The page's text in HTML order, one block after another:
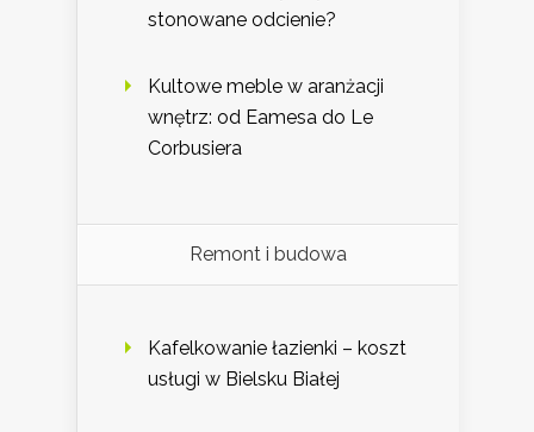
stonowane odcienie?
Kultowe meble w aranżacji
wnętrz: od Eamesa do Le
Corbusiera
Remont i budowa
Kafelkowanie łazienki – koszt
usługi w Bielsku Białej